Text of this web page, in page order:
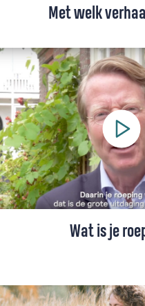
Met welk
'Eén minuutje voor je
preekjes vanuit
en Jorwert. In deze
verhaal
Wat is je
preekjes vanuit
en Jorwert. In deze